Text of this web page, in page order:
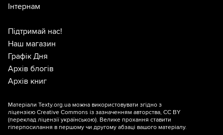
Інтернам
Підтримай нас!
Наш магазин
Графік Дня
Архів блогів
Архів книг
Матеріали Texty.org.ua можна використовувати згідно з
ліцензією Creative Commons із зазначенням авторства, CC BY
(переклад ліцензії українською). Велике прохання ставити
гіперпосилання в першому чи другому абзаці вашого матеріалу.